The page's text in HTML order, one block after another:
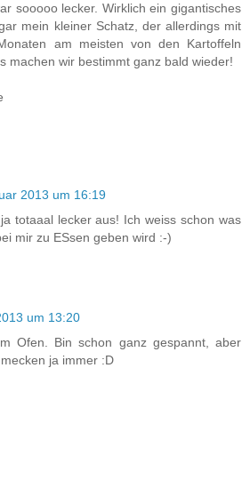
sooooo lecker. Wirklich ein gigantisches
mein kleiner Schatz, der allerdings mit
am meisten von den Kartoffeln
machen wir bestimmt ganz bald wieder!
2013 um 16:19
totaaal lecker aus! Ich weiss schon was
mir zu ESsen geben wird :-)
um 13:20
Ofen. Bin schon ganz gespannt, aber
ja immer :D